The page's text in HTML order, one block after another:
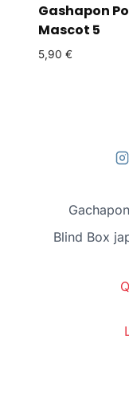
Gashapon
Mascot 5
5,90 €
Blind Box